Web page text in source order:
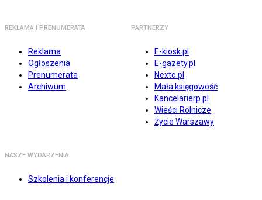
REKLAMA I PRENUMERATA
Reklama
Ogłoszenia
Prenumerata
Archiwum
PARTNERZY
E-kiosk.pl
E-gazety.pl
Nexto.pl
Mała księgowość
Kancelarierp.pl
Wieści Rolnicze
Życie Warszawy
NASZE WYDARZENIA
Szkolenia i konferencje